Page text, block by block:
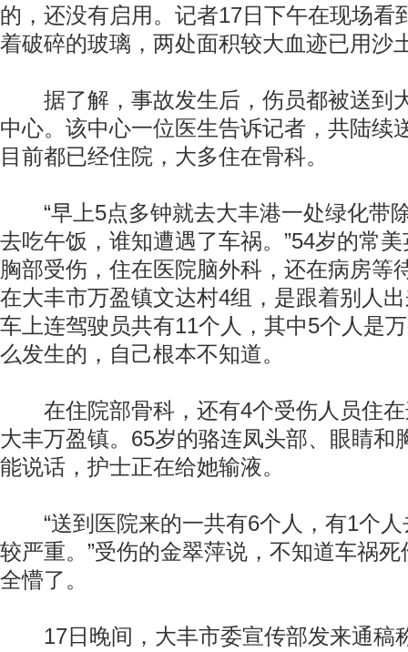
的，还没有启用。记者17日下午在现场看
着破碎的玻璃，两处面积较大血迹已用沙
据了解，事故发生后，伤员都被送到
中心。该中心一位医生告诉记者，共陆续
目前都已经住院，大多住在骨科。
“早上5点多钟就去大丰港一处绿化带
去吃午饭，谁知遭遇了车祸。”54岁的常
胸部受伤，住在医院脑外科，还在病房等
在大丰市万盈镇文达村4组，是跟着别人
车上连驾驶员共有11个人，其中5个人是
么发生的，自己根本不知道。
在住院部骨科，还有4个受伤人员住在
大丰万盈镇。65岁的骆连凤头部、眼睛和
能说话，护士正在给她输液。
“送到医院来的一共有6个人，有1个人
较严重。”受伤的金翠萍说，不知道车祸
全懵了。
17日晚间，大丰市委宣传部发来通稿